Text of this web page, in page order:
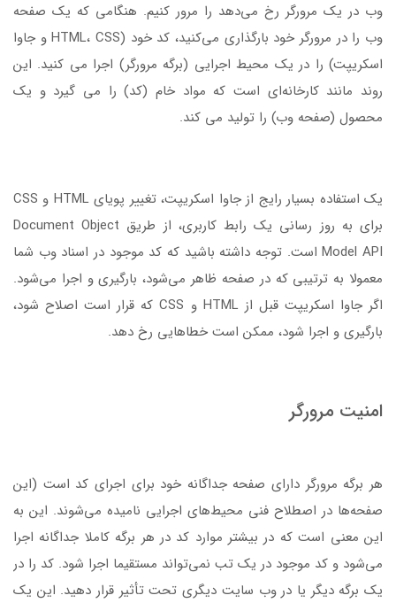
وب در یک مرورگر رخ می‌دهد را مرور کنیم. هنگامی که یک صفحه
وب را در مرورگر خود بارگذاری می‌کنید، کد خود (HTML، CSS و جاوا
اسکریپت) را در یک محیط اجرایی (برگه مرورگر) اجرا می کنید. این
روند مانند کارخانه‌ای است که مواد خام (کد) را می گیرد و یک
محصول (صفحه وب) را تولید می کند.
یک استفاده بسیار رایج از جاوا اسکریپت، تغییر پویای HTML و CSS
برای به روز رسانی یک رابط کاربری، از طریق Document Object
Model API است. توجه داشته باشید که کد موجود در اسناد وب شما
معمولا به ترتیبی که در صفحه ظاهر می‌شود، بارگیری و اجرا می‌شود.
اگر جاوا اسکریپت قبل از HTML و CSS که قرار است اصلاح شود،
بارگیری و اجرا شود، ممکن است خطاهایی رخ دهد.
امنیت مرورگر
هر برگه مرورگر دارای صفحه جداگانه خود برای اجرای کد است (این
صفحه‌ها در اصطلاح فنی محیط‌های اجرایی نامیده می‌شوند. این به
این معنی است که در بیشتر موارد کد در هر برگه کاملا جداگانه اجرا
می‌شود و کد موجود در یک تب نمی‌تواند مستقیما اجرا شود. کد را در
یک برگه دیگر یا در وب سایت دیگری تحت تأثیر قرار دهید. این یک